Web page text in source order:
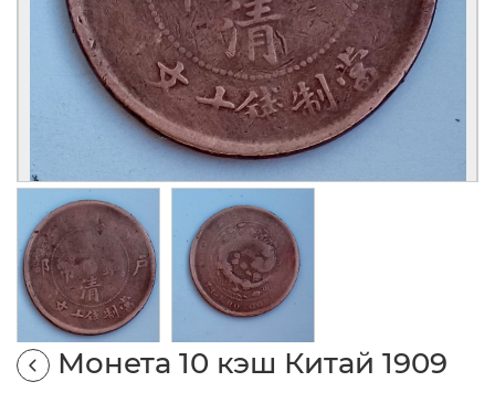
Монета 10 кэш Китай 1909